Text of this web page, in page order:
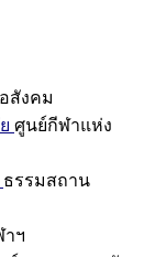
สังคม
ศูนย์กีฬาแห่ง
ธรรมสถาน
าฯ